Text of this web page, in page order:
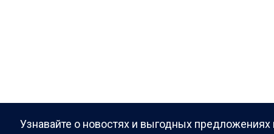
Узнавайте о новостях и выгодных